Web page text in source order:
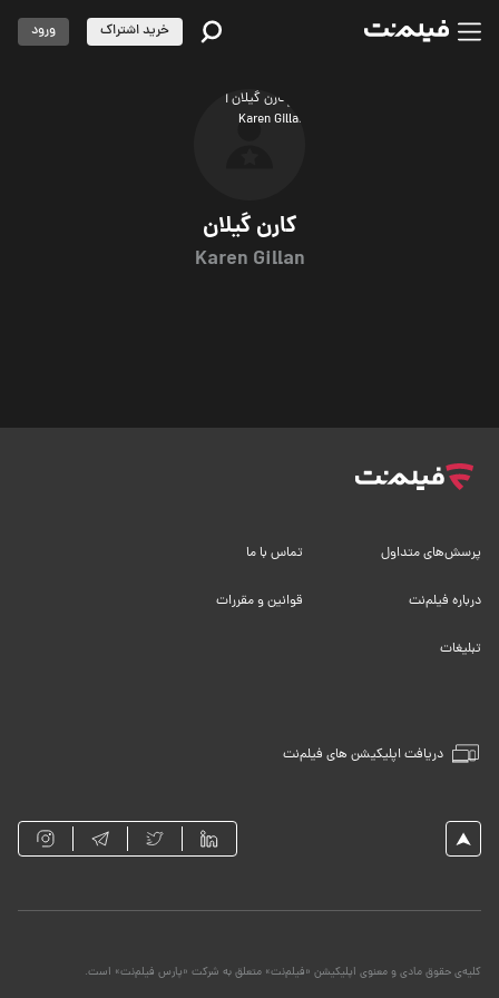
کارن گیلان
Karen Gillan
خرید اشتراک ورود
دریافت اپلیکیشن های فیلم‌نت
پرسش‌های متداول تماس با ما
درباره فیلم‌نت قوانین و مقررات
تبلیغات
کلیه‌ی حقوق مادی و معنوی اپلیکیشن «فیلم‌نت» متعلق به شرکت «پارس فیلم‌نت» است.